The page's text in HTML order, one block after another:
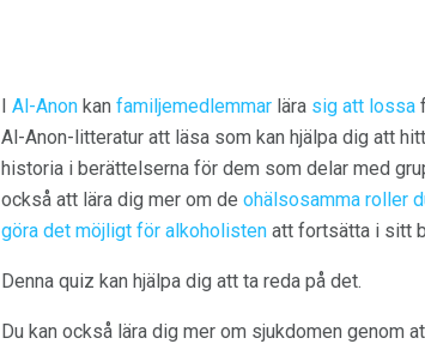
I Al-Anon kan familjemedlemmar lära sig att lossa
Al-Anon-litteratur att läsa som kan hjälpa dig att
historia i berättelserna för dem som delar med
också att lära dig mer om de ohälsosamma roller
göra det möjligt för alkoholisten att fortsätta i sitt
Denna quiz kan hjälpa dig att ta reda på det.
Du kan också lära dig mer om sjukdomen genom